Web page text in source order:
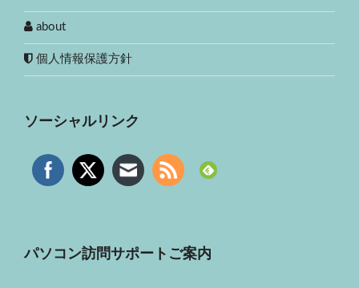
about
個人情報保護方針
ソーシャルリンク
パソコン訪問サポートご案内